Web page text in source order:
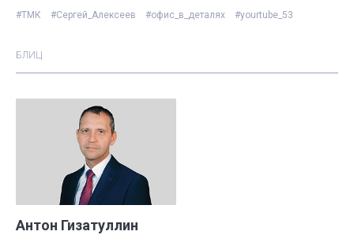
#ТМК #Сергей_Алексеев #офис_в_деталях #yourtube_53
БЛИЦ
Антон Гизатуллин